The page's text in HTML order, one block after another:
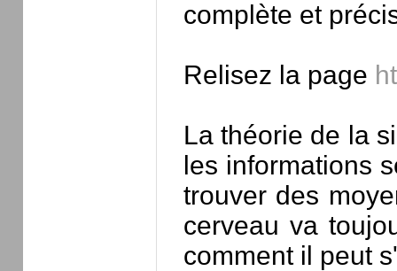
complète et
Relisez la page
La théorie de la
les informations
trouver des
cerveau va
comment il peut